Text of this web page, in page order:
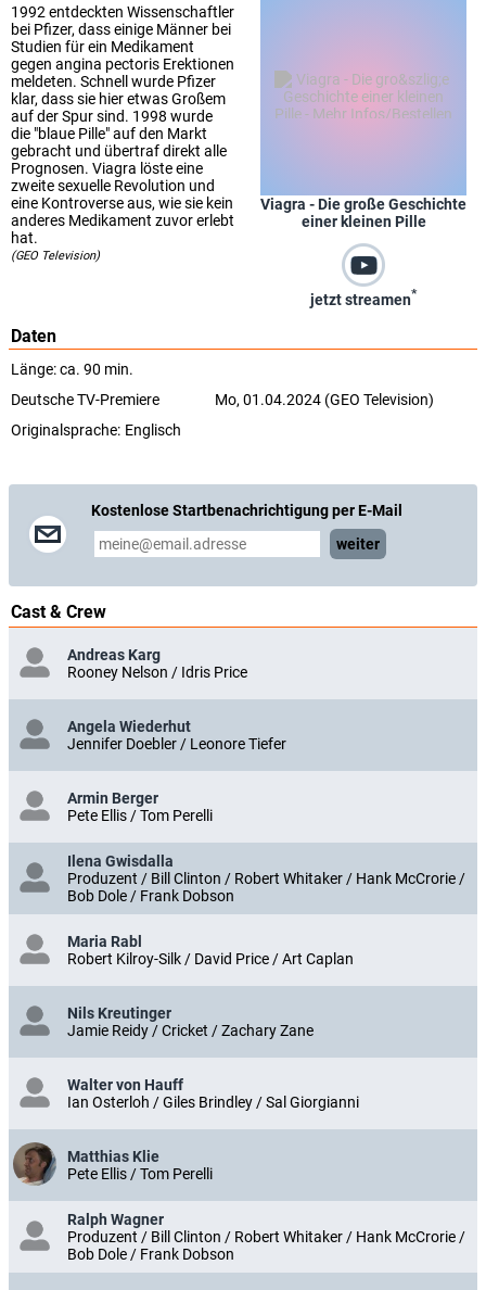
Viagra - Die große Geschichte
einer kleinen Pille
jetzt streamen*
1992 entdeckten Wissenschaftler
bei Pfizer, dass einige Männer bei
Studien für ein Medikament
gegen angina pectoris Erektionen
meldeten. Schnell wurde Pfizer
klar, dass sie hier etwas Großem
auf der Spur sind. 1998 wurde
die "blaue Pille" auf den Markt
gebracht und übertraf direkt alle
Prognosen. Viagra löste eine
zweite sexuelle Revolution und
eine Kontroverse aus, wie sie kein
anderes Medikament zuvor erlebt
hat.
(GEO Television)
Daten
Länge: ca. 90 min.
Deutsche TV-Premiere
Mo, 01.04.2024 (GEO Television)
Originalsprache: Englisch
Kostenlose Startbenachrichtigung per E-Mail
weiter
Cast & Crew
Andreas Karg
Rooney Nelson / Idris Price
Angela Wiederhut
Jennifer Doebler / Leonore Tiefer
Armin Berger
Pete Ellis / Tom Perelli
Ilena Gwisdalla
Produzent / Bill Clinton / Robert Whitaker / Hank McCrorie /
Bob Dole / Frank Dobson
Maria Rabl
Robert Kilroy-Silk / David Price / Art Caplan
Nils Kreutinger
Jamie Reidy / Cricket / Zachary Zane
Walter von Hauff
Ian Osterloh / Giles Brindley / Sal Giorgianni
Matthias Klie
Pete Ellis / Tom Perelli
Ralph Wagner
Produzent / Bill Clinton / Robert Whitaker / Hank McCrorie /
Bob Dole / Frank Dobson